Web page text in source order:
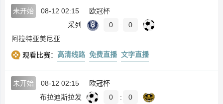
未开始 08-12 02:15
欧冠杯
采列
0 :
0
阿拉特亚美尼亚
观看比赛： 高清线路 免费直播 文字直播
未开始 08-12 02:15
欧冠杯
布拉迪斯拉发
0 :
0